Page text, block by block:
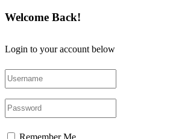
Welcome Back!
Login to your account below
Remember Me